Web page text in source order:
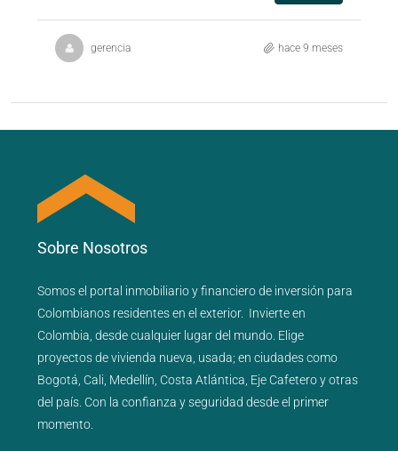
gerencia hace 9 meses
Sobre Nosotros
Somos el portal inmobiliarioyfinancierode inversión para
Colombianos residentes en el exterior. Invierte en
Colombia, desde cualquier lugar del mundo. Elige
proyectos devivienda nueva, usada; en ciudades como
Bogotá, Cali, Medellín, Costa Atlántica, Eje Cafeteroyotras
del país. Con la confianza y seguridad desde el primer
momento.